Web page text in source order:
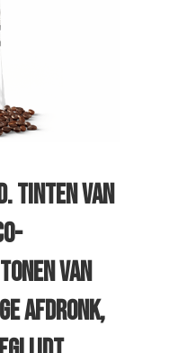
Tinten van
van
afdronk,